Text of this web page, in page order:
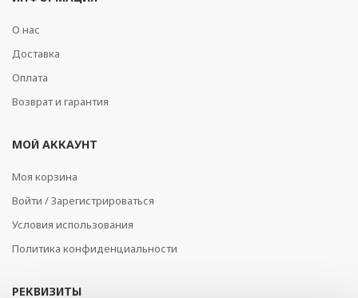
О нас
Доставка
Оплата
Возврат и гарантия
МОЙ АККАУНТ
Моя корзина
Войти / Зарегистрироваться
Условия использования
Политика конфиденциальности
РЕКВИЗИТЫ